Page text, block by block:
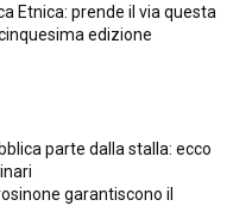
Etnica: prende il via questa
edizione
parte dalla stalla: ecco
garantiscono il